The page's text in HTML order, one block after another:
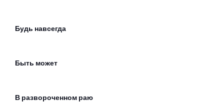
Будь навсегда
Быть может
В развороченном раю